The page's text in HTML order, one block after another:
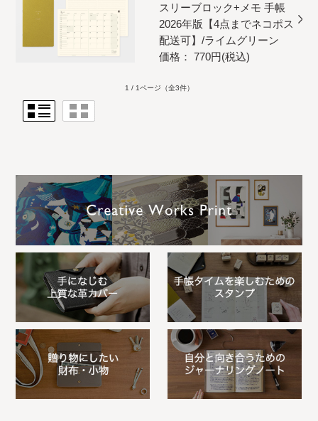
スリーブロック+メモ 手帳
2026年版【4点までネコポス
配送可】/ライムグリーン
価格： 770円(税込)
1 / 1ページ （全3件）